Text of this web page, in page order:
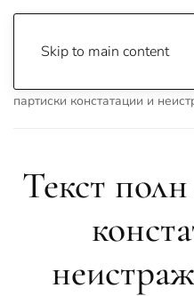
Skip to main content
партиски констатации и
Текст